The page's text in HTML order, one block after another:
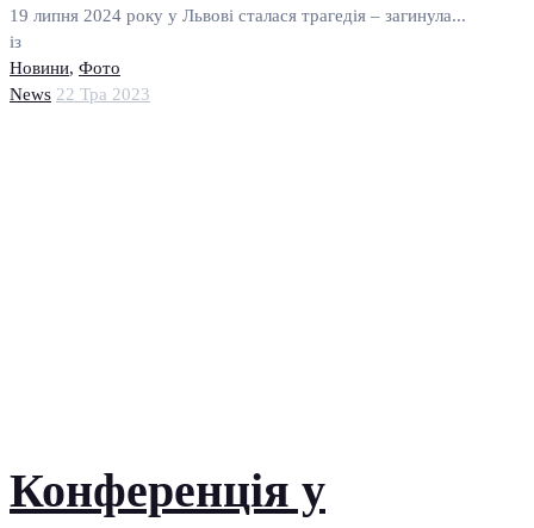
19 липня 2024 року у Львові сталася трагедія – загинула...
із
Новини, Фото
News 22 Тра 2023
Конференція у